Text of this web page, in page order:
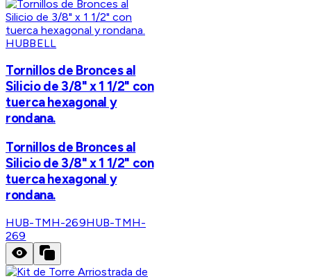
HUBBELL
Tornillos de Bronces al
Silicio de 3/8" x 1 1/2" con
tuerca hexagonal y
rondana.
Tornillos de Bronces al
Silicio de 3/8" x 1 1/2" con
tuerca hexagonal y
rondana.
HUB-TMH-269HUB-TMH-
269